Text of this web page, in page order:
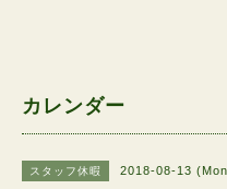
カレンダー
スタッフ休暇 2018-08-13